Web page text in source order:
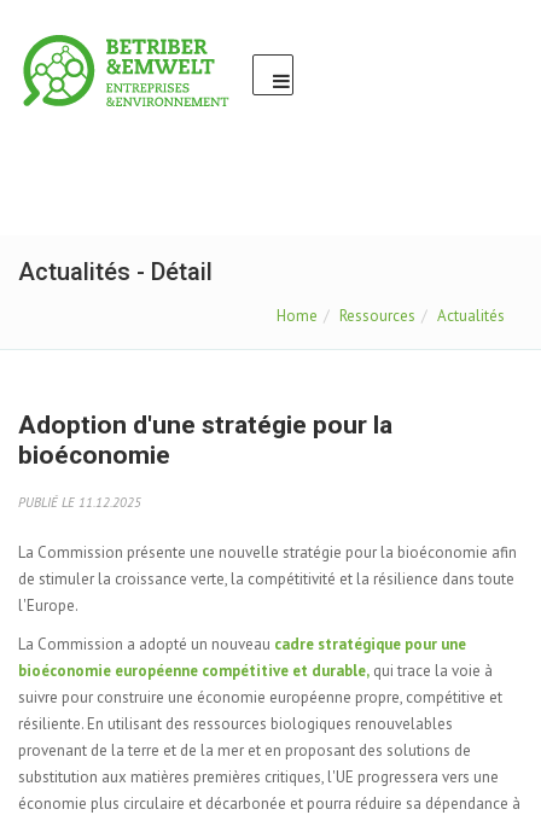
Actualités - Détail
Home Ressources Actualités
Adoption d'une stratégie pour la
bioéconomie
PUBLIÉ LE 11.12.2025
La Commission présente une nouvelle stratégie pour la bioéconomie afin
de stimuler la croissance verte, la compétitivité et la résilience dans toute
l'Europe.
La Commission a adopté un nouveau cadre stratégique pour une
bioéconomie européenne compétitive et durable, qui trace la voie à
suivre pour construire une économie européenne propre, compétitive et
résiliente. En utilisant des ressources biologiques renouvelables
provenant de la terre et de la mer et en proposant des solutions de
substitution aux matières premières critiques, l'UE progressera vers une
économie plus circulaire et décarbonée et pourra réduire sa dépendance à